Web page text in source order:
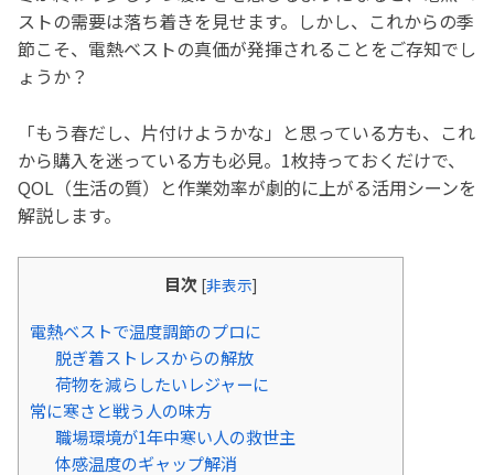
ストの需要は落ち着きを見せます。しかし、これからの季
節こそ、電熱ベストの真価が発揮されることをご存知でし
ょうか？
「もう春だし、片付けようかな」と思っている方も、これ
から購入を迷っている方も必見。1枚持っておくだけで、
QOL（生活の質）と作業効率が劇的に上がる活用シーンを
解説します。
目次 [非表示]
電熱ベストで温度調節のプロに
脱ぎ着ストレスからの解放
荷物を減らしたいレジャーに
常に寒さと戦う人の味方
職場環境が1年中寒い人の救世主
体感温度のギャップ解消